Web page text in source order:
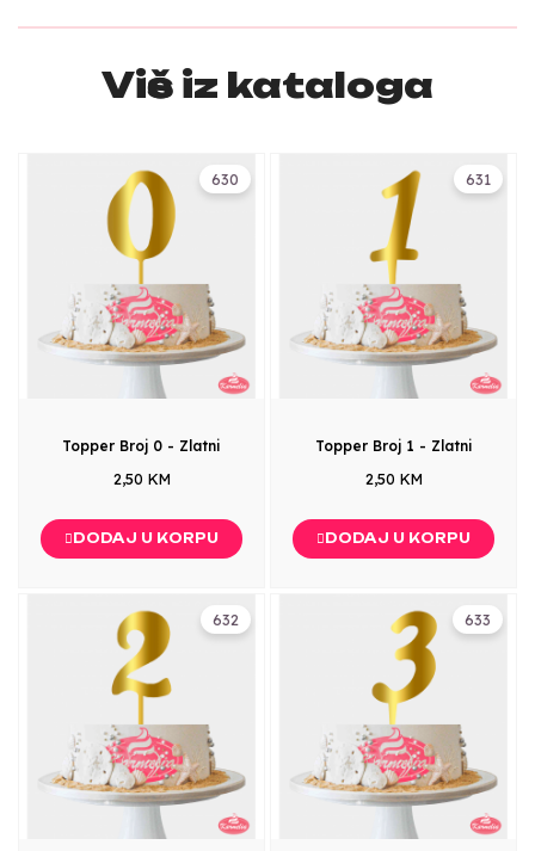
Više iz kataloga
630
Topper Broj 0 - Zlatni
2,50 KM
DODAJ U KORPU
631
Topper Broj 1 - Zlatni
2,50 KM
DODAJ U KORPU
632 633